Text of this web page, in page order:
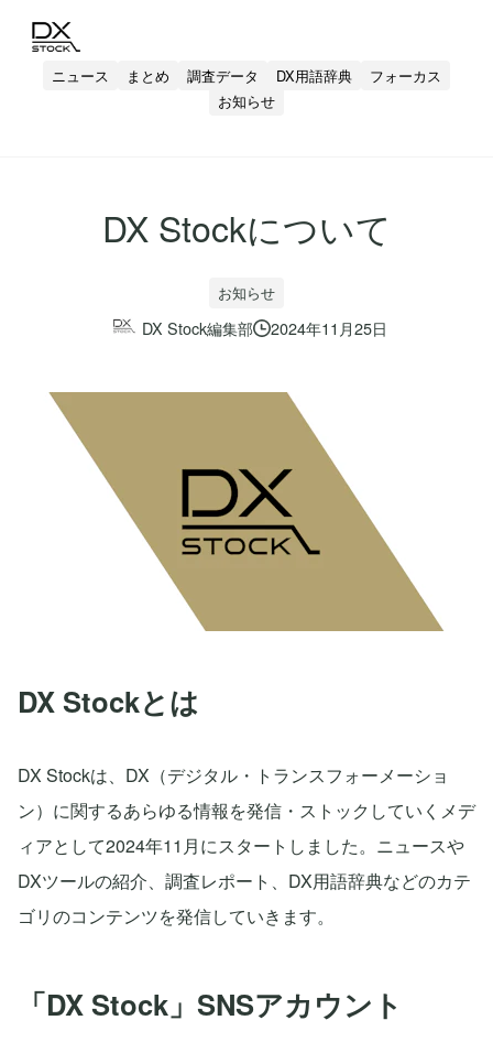
ニュース まとめ 調査データ DX用語辞典
フォーカス
お知らせ
DX Stockについて
お知らせ
DX Stock編集部 2024年11月25日
DX Stockとは
DX Stockは、DX（デジタル・トランスフォーメーショ
ン）に関するあらゆる情報を発信・ストックしていくメデ
ィアとして2024年11月にスタートしました。ニュースや
DXツールの紹介、調査レポート、DX用語辞典などのカテ
ゴリのコンテンツを発信していきます。
「DX Stock」SNSアカウント